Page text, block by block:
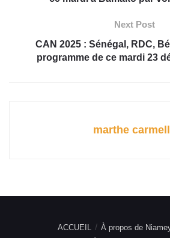
Next Post
CAN 2025 : Sénégal, RDC,
programme de ce mardi 23
marthe
ACCUEIL
À propos de